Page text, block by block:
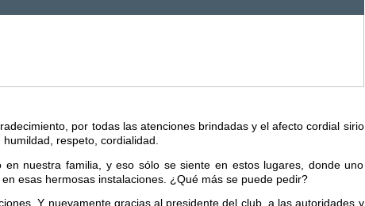
por todas las atenciones brindadas y el afecto cordial sirio
respeto, cordialidad.
nuestra familia, y eso sólo se siente en estos lugares, donde uno
esas hermosas instalaciones. ¿Qué más se puede pedir?
Y nuevamente gracias al presidente del club, a las autoridades y